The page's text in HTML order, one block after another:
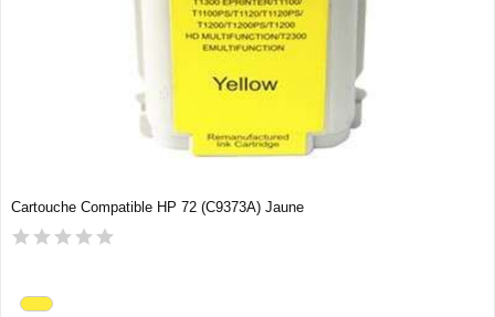
Cartouche Compatible HP 72 (C9373A) Jaune